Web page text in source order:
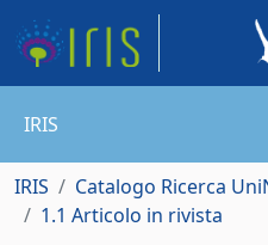
IRIS
IRIS Catalogo Ricerca
1.1 Articolo in rivista